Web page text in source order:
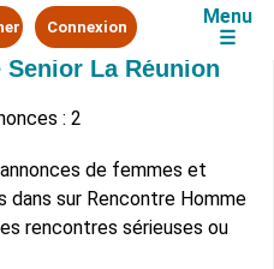
Connexion
Menu
☰
La Réunion
: 2
de femmes et
dans sur Rencontre Homme
rencontres sérieuses ou